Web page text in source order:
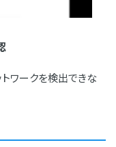
ワークを検出できな